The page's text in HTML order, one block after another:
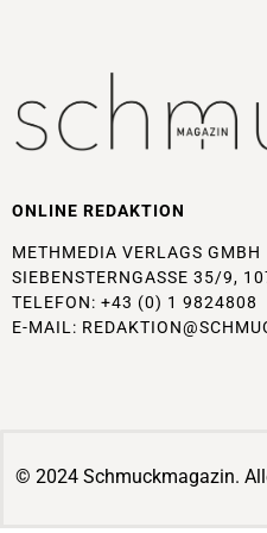
ONLINE REDAKTION
METHMEDIA VERLAGS GMBH
SIEBENSTERNGASSE 35/9,
TELEFON: +43 (0) 1 9824808
E-MAIL:
© 2024 Schmuckmagazin.